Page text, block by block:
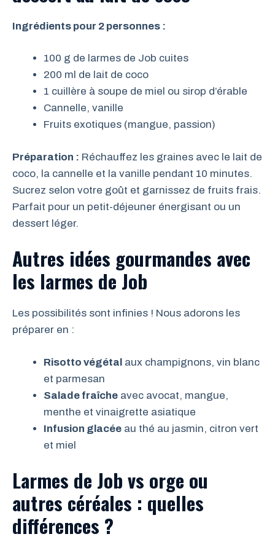
Ingrédients pour 2 personnes :
100 g de larmes de Job cuites
200 ml de lait de coco
1 cuillère à soupe de miel ou sirop d’érable
Cannelle, vanille
Fruits exotiques (mangue, passion)
Préparation : Réchauffez les graines avec le lait de
coco, la cannelle et la vanille pendant 10 minutes.
Sucrez selon votre goût et garnissez de fruits frais.
Parfait pour un petit-déjeuner énergisant ou un
dessert léger.
Autres idées gourmandes avec
les larmes de Job
Les possibilités sont infinies ! Nous adorons les
préparer en :
Risotto végétal aux champignons, vin blanc
et parmesan
Salade fraîche avec avocat, mangue,
menthe et vinaigrette asiatique
Infusion glacée au thé au jasmin, citron vert
et miel
Larmes de Job vs orge ou
autres céréales : quelles
différences ?